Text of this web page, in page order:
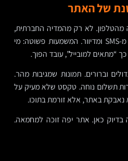
של האתר
מהטלפון. לא רק מהמדיה החברתית,
גם מחיפוש אורגני, מקמפיינים ממומנים, מ-SMS ומדיוור. המשמעות פשוטה: מי
“מתאים למובייל”, עובד הפוך.
וברורים. תמונות שמגיבות מהר.
תשלום נוחה. טקסט שלא מעיק על
באתר, אלא זורמת בתוכו.
כאן. אתר יפה זוכה למחמאה.